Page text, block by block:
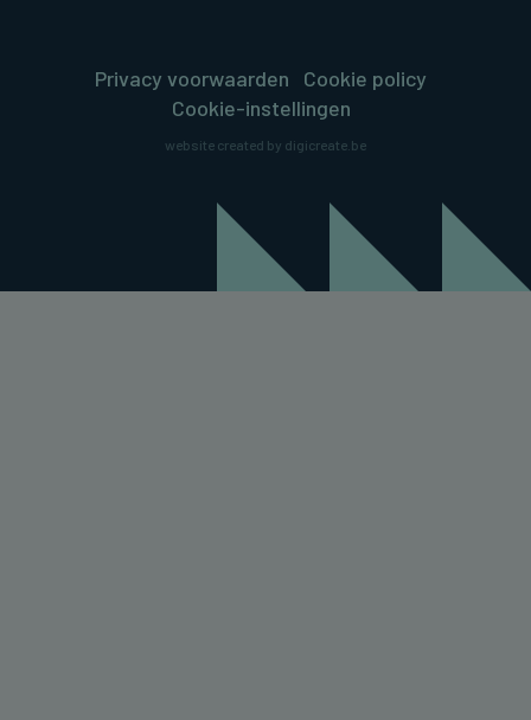
Privacy voorwaarden
Cookie policy
Cookie-instellingen
website created by digicreate.be